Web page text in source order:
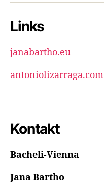
Links
janabartho.eu
antoniolizarraga.com
Kontakt
Bacheli-Vienna
Jana Bartho